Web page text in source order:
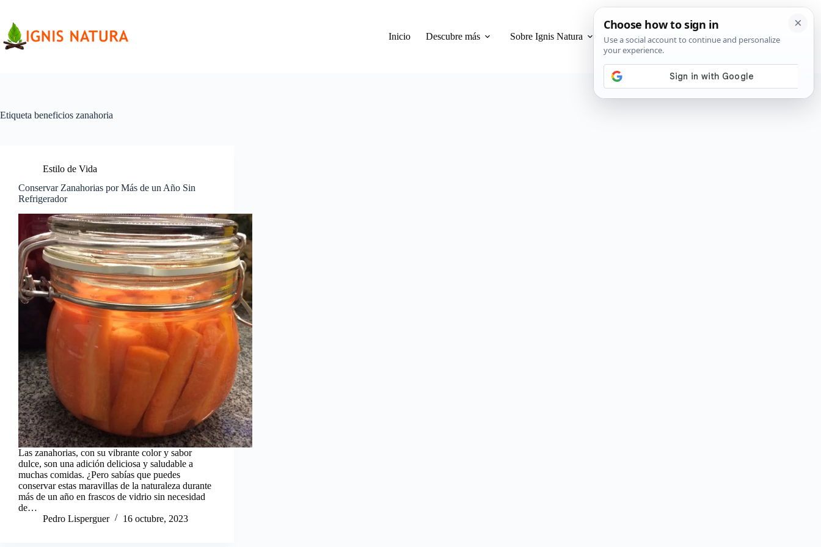
contenido
Inicio
Descubre más Sobre Ignis Natura Privacidad y Cookies
Etiqueta beneficios zanahoria
Estilo de Vida
Conservar Zanahorias por Más de un Año Sin
Refrigerador
Las zanahorias, con su vibrante color y sabor
dulce, son una adición deliciosa y saludable a
muchas comidas. ¿Pero sabías que puedes
conservar estas maravillas de la naturaleza durante
más de un año en frascos de vidrio sin necesidad
de…
Pedro Lisperguer
16 octubre, 2023